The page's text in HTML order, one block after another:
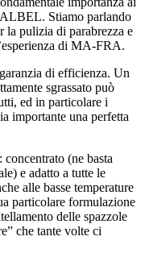
Stiamo parlando
pulizia di parabrezza e
di MA-FRA.
di efficienza. Un
sgrassato può
ed in particolare i
importante una perfetta
(ne basta
e adatto a tutte le
alle basse temperature
particolare formulazione
delle spazzole
che tante volte ci